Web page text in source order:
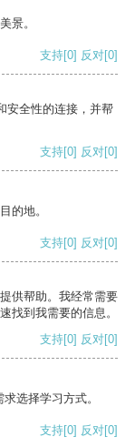
景。
支持[0] 反对[0]
安全性的连接，并帮
支持[0] 反对[0]
的地。
支持[0] 反对[0]
供帮助。我经常需要
找到我需要的信息。
支持[0] 反对[0]
选择学习方式。
支持[0] 反对[0]